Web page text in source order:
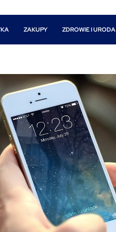
ZAKUPY ZDROWIE I URODA